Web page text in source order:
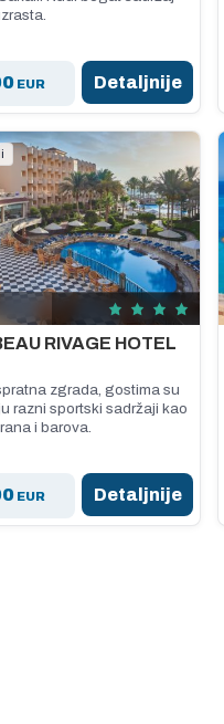
EUR Detaljnije
RIVAGE HOTEL
zgrada, gostima su
razni sportski sadržaji kao
i barova.
EUR Detaljnije